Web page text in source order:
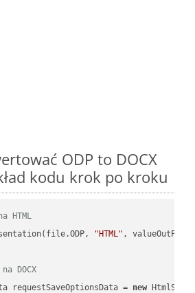
ODP to DOCX
kodu krok po kroku
HTML
"HTML" ,
DOCX
requestSaveOptionsData = new